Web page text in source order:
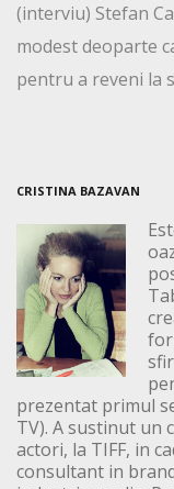
(interviu) Stefan
modest deoparte
pentru a reveni la
CRISTINA BAZAVAN
prezentat primul
TV). A sustinut un
actori, la TIFF, in
consultant in